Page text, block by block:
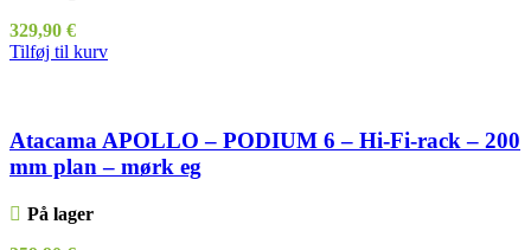
329,90 €
Tilføj til kurv
Atacama APOLLO – PODIUM 6 – Hi-Fi-rack – 200
mm plan – mørk eg
På lager